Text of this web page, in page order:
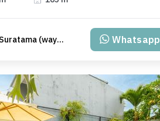
Putu Suratama (wayanjaka) Whatsapp